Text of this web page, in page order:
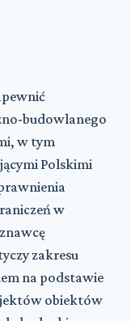
budowlanego
w tym
Polskimi
w
zakresu
na podstawie
obiektów